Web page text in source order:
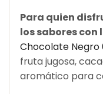
Para quien
los sabores con
Chocolate Negro
fruta jugosa,
aromático para